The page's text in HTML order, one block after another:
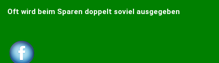
Oft wird beim Sparen doppelt soviel ausgegeben